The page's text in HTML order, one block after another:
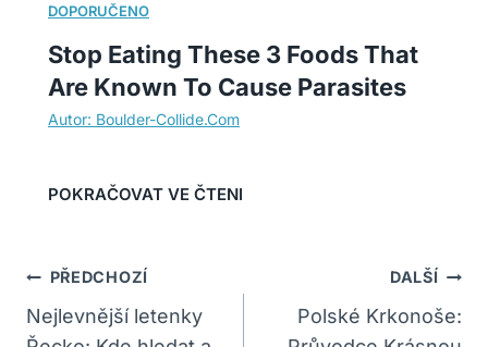
Stop Eating These 3 Foods That
Are Known To Cause Parasites
Navigace
Pro
PŘEDCHOZÍ
Nejlevnější letenky
DALŠÍ
Polské Krkonoše: